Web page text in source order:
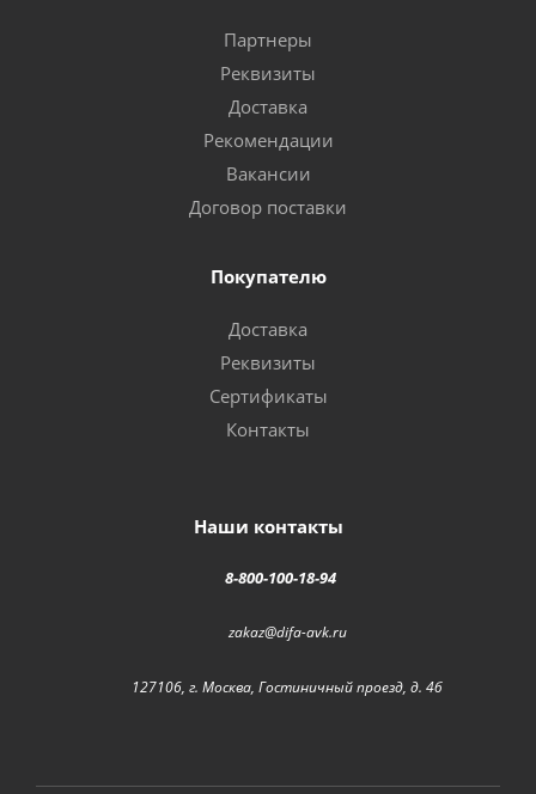
Партнеры
Реквизиты
Доставка
Рекомендации
Вакансии
Договор поставки
Покупателю
Доставка
Реквизиты
Сертификаты
Контакты
Наши контакты
8-800-100-18-94
zakaz@difa-avk.ru
127106, г. Москва, Гостиничный проезд, д. 4б